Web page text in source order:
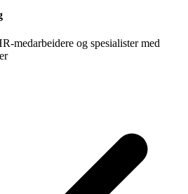
medarbeidere og spesialister med